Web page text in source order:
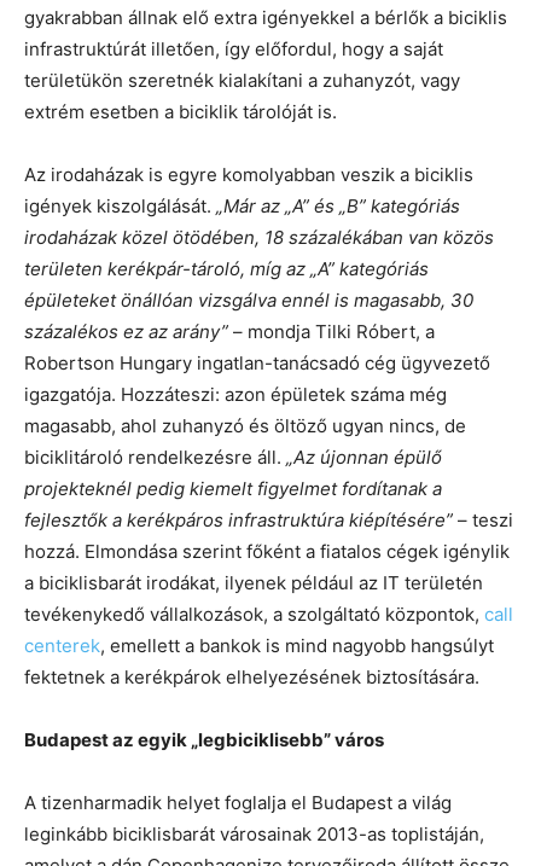
gyakrabban állnak elő extra igényekkel a bérlők a biciklis
infrastruktúrát illetően, így előfordul, hogy a saját
területükön szeretnék kialakítani a zuhanyzót, vagy
extrém esetben a biciklik tárolóját is.
Az irodaházak is egyre komolyabban veszik a biciklis
igények kiszolgálását. „Már az „A” és „B” kategóriás
irodaházak közel ötödében, 18 százalékában van közös
területen kerékpár-tároló, míg az „A” kategóriás
épületeket önállóan vizsgálva ennél is magasabb, 30
százalékos ez az arány” – mondja Tilki Róbert, a
Robertson Hungary ingatlan-tanácsadó cég ügyvezető
igazgatója. Hozzáteszi: azon épületek száma még
magasabb, ahol zuhanyzó és öltöző ugyan nincs, de
biciklitároló rendelkezésre áll. „Az újonnan épülő
projekteknél pedig kiemelt figyelmet fordítanak a
fejlesztők a kerékpáros infrastruktúra kiépítésére” – teszi
hozzá. Elmondása szerint főként a fiatalos cégek igénylik
a biciklisbarát irodákat, ilyenek például az IT területén
tevékenykedő vállalkozások, a szolgáltató központok, call
centerek, emellett a bankok is mind nagyobb hangsúlyt
fektetnek a kerékpárok elhelyezésének biztosítására.
Budapest az egyik „legbiciklisebb” város
A tizenharmadik helyet foglalja el Budapest a világ
leginkább biciklisbarát városainak 2013-as toplistáján,